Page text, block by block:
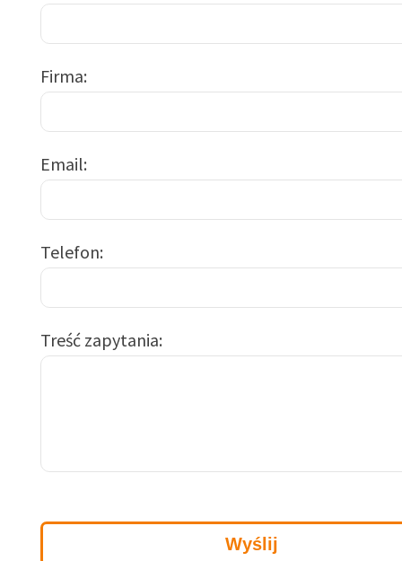
Firma
Email
Telefon
Treść zapytania